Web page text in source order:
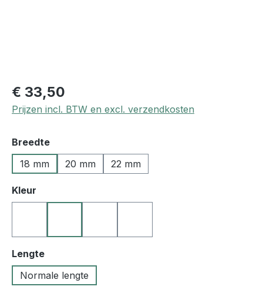
€ 33,50
Prijzen incl. BTW en excl. verzendkosten
Selecteer
Breedte
18 mm
20 mm 22 mm
Selecteer
Kleur
Selecteer
Lengte
Normale lengte